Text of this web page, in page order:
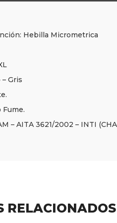
Hebilla Micrometrica
Gris
Fume.
– AITA 3621/2002 – INTI
RELACIONADOS